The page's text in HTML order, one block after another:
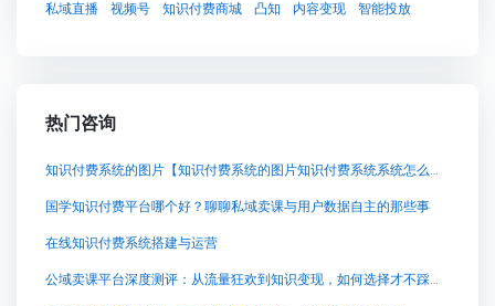
私域直播
视频号 知识付费商城 凸知 内容变现 智能投放
热门咨询
知识付费系统的图片【知识付费系统的图片知识付费系统系统怎么制作，知识付费系统搭建使用教程】
国学知识付费平台哪个好？聊聊私域卖课与用户数据自主的那些事
在线知识付费系统搭建与运营
公域卖课平台深度测评：从流量狂欢到知识变现，如何选择才不踩坑？